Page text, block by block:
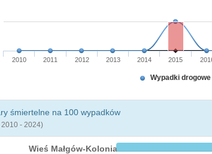
2010 2011 2012 2013 2014 2015
Wypadki drogowe
śmiertelne na 100 wypadków
- 2024)
Wieś Małgów-Kolonia